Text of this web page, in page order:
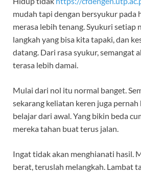
mudah tapi dengan bersyukur pada
merasa lebih tenang. Syukuri setiap
langkah yang bisa kita tapaki, dan
datang. Dari rasa syukur, semangat
terasa lebih damai.
Mulai dari nol itu normal banget.
sekarang keliatan keren juga
belajar dari awal. Yang bikin beda
mereka tahan buat terus jalan.
Ingat tidak akan menghianati hasil.
berat, teruslah melangkah. Lambat